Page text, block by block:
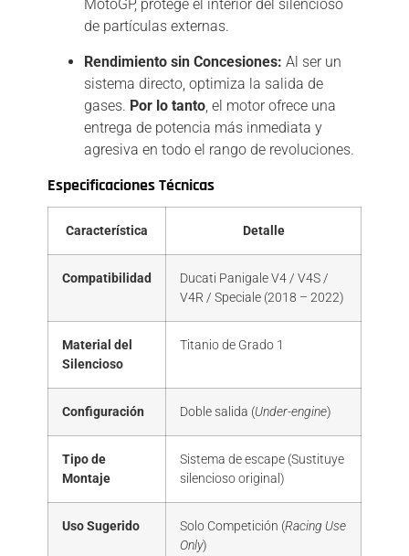
MotoGP, protege el interior del silencioso
de partículas externas.
Rendimiento sin Concesiones: Al ser un
sistema directo, optimiza la salida de
gases. Por lo tanto el motor ofrece una
entrega de potencia más inmediata y
agresiva en todo el rango de revoluciones.
Especificaciones Técnicas
Característica Detalle
Compatibilidad
Ducati Panigale V4 / V4S /
V4R / Speciale (2018 – 2022)
Material del
Silencioso
Titanio de Grado 1
Configuración Doble salida (Under-engine)
Tipo de
Montaje
Sistema de escape (Sustituye
silencioso original)
Uso Sugerido Solo Competición (Racing Use
Only)